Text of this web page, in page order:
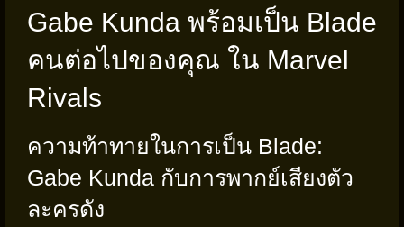
Gabe Kunda พร้อมเป็น Blade
คนต่อไปของคุณ ใน Marvel
Rivals
ความท้าทายในการเป็น Blade:
Gabe Kunda กับการพากย์เสียงตัว
ละครดัง